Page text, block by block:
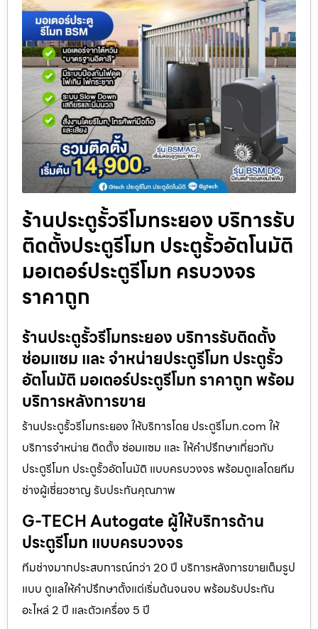
ร้านประตูรั้วรีโมทระยอง บริการรับ
ติดตั้งประตูรีโมท ประตูรั้วอัตโนมัติ
มอเตอร์ประตูรีโมท ครบวงจร
ราคาถูก
ร้านประตูรั้วรีโมทระยอง บริการรับติดตั้ง
ซ่อมแซม และ จำหน่ายประตูรีโมท ประตูรั้ว
อัตโนมัติ มอเตอร์ประตูรีโมท ราคาถูก พร้อม
บริการหลังการขาย
ร้านประตูรั้วรีโมทระยอง ให้บริการโดย ประตูรีโมท.com ให้
บริการจำหน่าย ติดตั้ง ซ่อมแซม และ ให้คำปรึกษาเกี่ยวกับ
ประตูรีโมท ประตูรั้วอัตโนมัติ แบบครบวงจร พร้อมดูแลโดยทีม
ช่างผู้เชี่ยวชาญ รับประกันคุณภาพ
G-TECH Autogate ผู้ให้บริการด้าน
ประตูรีโมท แบบครบวงจร
ทีมช่างมากประสบการณ์กว่า 20 ปี บริการหลังการขายเต็มรูป
แบบ ดูแลให้คำปรึกษาตั้งแต่เริ่มต้นจนจบ พร้อมรับประกัน
อะไหล่ 2 ปี และตัวเครื่อง 5 ปี